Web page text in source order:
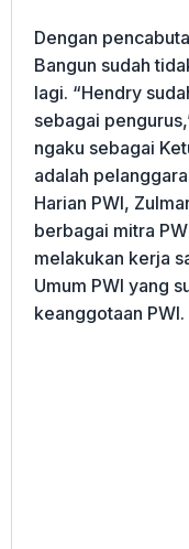
Dengan
Bangun sudah
lagi. “Hendry
sebagai
ngaku sebagai
adalah
Harian PWI,
berbagai mitra
melakukan kerja
Umum PWI yang
keanggotaan PWI.